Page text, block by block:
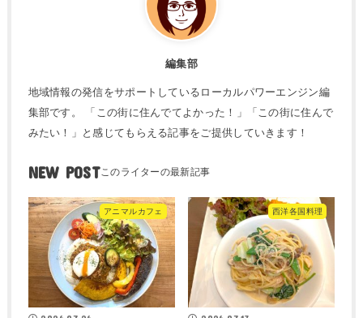
編集部
地域情報の発信をサポートしているローカルパワーエンジン編
集部です。 「この街に住んでてよかった！」「この街に住んで
みたい！」と感じてもらえる記事をご提供していきます！
NEW POST
アニマルカフェ 西洋各国料理